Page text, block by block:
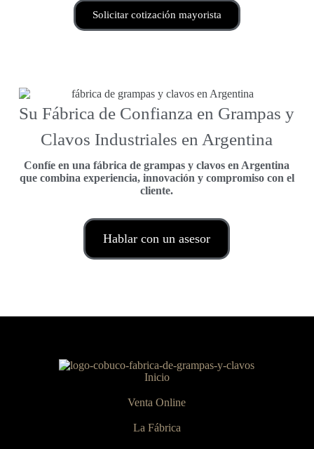
Solicitar cotización mayorista
Su Fábrica de Confianza en Grampas y
Clavos Industriales en Argentina
Confíe en unafábrica de grampas y clavos en Argentina
que combina experiencia, innovación y compromiso con el
cliente.
Hablar con un asesor
Inicio
Venta Online
La Fábrica